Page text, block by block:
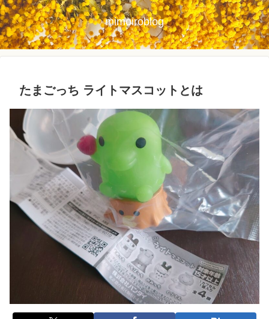
mimoiroblog
たまごっち ライトマスコットとは